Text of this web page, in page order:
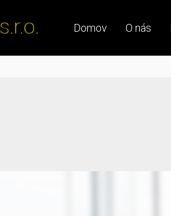
Domov O nás